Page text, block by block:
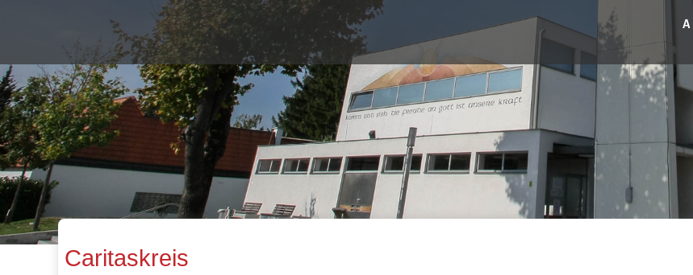
A
Caritaskreis